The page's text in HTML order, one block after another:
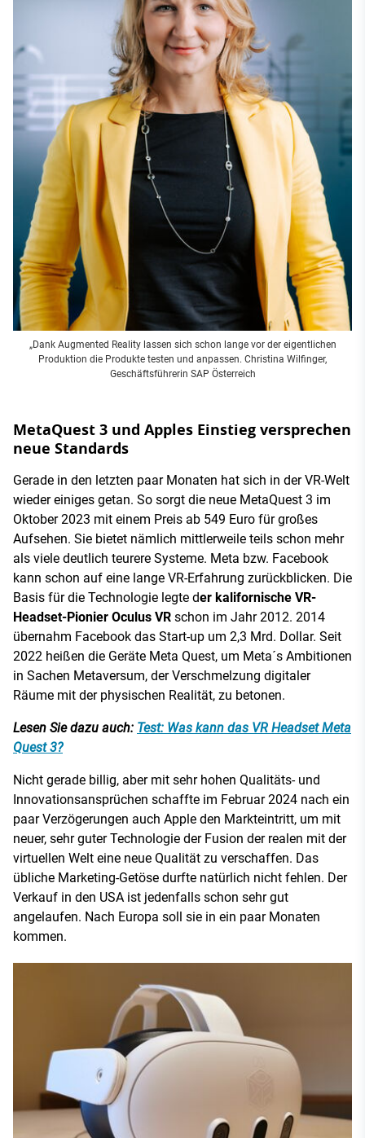
„Dank Augmented Reality lassen sich schon lange vor der eigentlichen
Produktion die Produkte testen und anpassen. Christina Wilfinger,
Geschäftsführerin SAP Österreich
MetaQuest 3 und Apples Einstieg versprechen
neue Standards
Gerade in den letzten paar Monaten hat sich in der VR-Welt
wieder einiges getan. So sorgt die neue MetaQuest 3 im
Oktober 2023 mit einem Preis ab 549 Euro für großes
Aufsehen. Sie bietet nämlich mittlerweile teils schon mehr
als viele deutlich teurere Systeme. Meta bzw. Facebook
kann schon auf eine lange VR-Erfahrung zurückblicken. Die
Basis für die Technologie legte der kalifornische VR-
Headset-Pionier Oculus VR schon im Jahr 2012. 2014
übernahm Facebook das Start-up um 2,3 Mrd. Dollar. Seit
2022 heißen die Geräte Meta Quest, um Meta´s Ambitionen
in Sachen Metaversum, der Verschmelzung digitaler
Räume mit der physischen Realität, zu betonen.
Lesen Sie dazu auch: Test: Was kann das VR Headset Meta
Quest 3?
Nicht gerade billig, aber mit sehr hohen Qualitäts- und
Innovationsansprüchen schaffte im Februar 2024 nach ein
paar Verzögerungen auch Apple den Markteintritt, um mit
neuer, sehr guter Technologie der Fusion der realen mit der
virtuellen Welt eine neue Qualität zu verschaffen. Das
übliche Marketing-Getöse durfte natürlich nicht fehlen. Der
Verkauf in den USA ist jedenfalls schon sehr gut
angelaufen. Nach Europa soll sie in ein paar Monaten
kommen.